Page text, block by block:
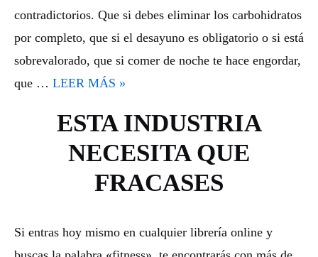
contradictorios. Que si debes eliminar los carbohidratos
por completo, que si el desayuno es obligatorio o si está
sobrevalorado, que si comer de noche te hace engordar,
que … LEER MÁS »
ESTA INDUSTRIA
NECESITA QUE
FRACASES
Si entras hoy mismo en cualquier librería online y